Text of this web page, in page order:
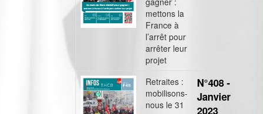
mettons la
France à
l’arrêt pour
arrêter leur
projet
Retraites :
mobilisons-
nous le 31
N°408 -
Janvier
2023